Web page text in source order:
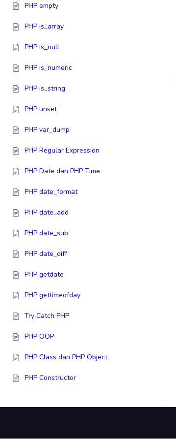
PHP empty
PHP is_array
PHP is_null
PHP is_numeric
PHP is_string
PHP unset
PHP var_dump
PHP Regular Expression
PHP Date dan PHP Time
PHP date_format
PHP date_add
PHP date_sub
PHP date_diff
PHP getdate
PHP gettimeofday
Try Catch PHP
PHP OOP
PHP Class dan PHP Object
PHP Constructor